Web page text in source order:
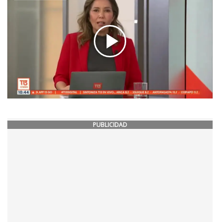
PUBLICIDAD